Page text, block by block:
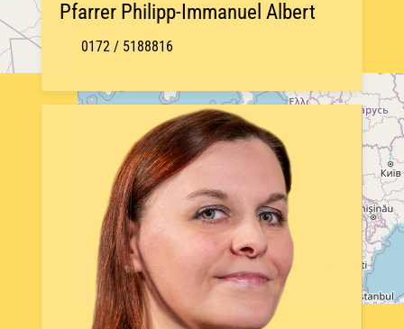
Pfarrer Philipp-Immanuel Albert
0172 / 5188816